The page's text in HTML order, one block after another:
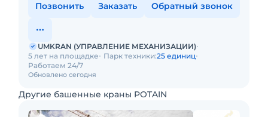
Позвонить Заказать Обратный звонок
Обновлено сегодня
UMKRAN (УПРАВЛЕНИЕ МЕХАНИЗАЦИИ)
5 лет на площадке
Парк техники:25 единиц
Работаем 24/7
Другие башенные краны POTAIN